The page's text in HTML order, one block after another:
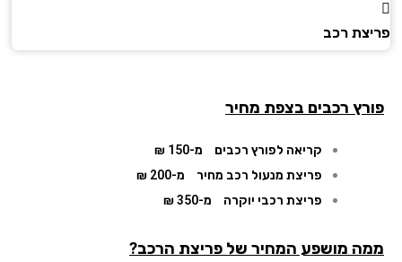
רכב
רכבים בצפת מחיר
קריאה לפורץ רכבים
מ-150 ₪
פריצת מנעול רכב מחיר
מ-200 ₪
פריצת רכבי יוקרה
מ-350 ₪
מושפע המחיר של פריצת הרכב?